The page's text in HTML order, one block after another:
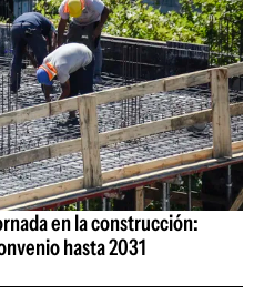
en la construcción:
hasta 2031